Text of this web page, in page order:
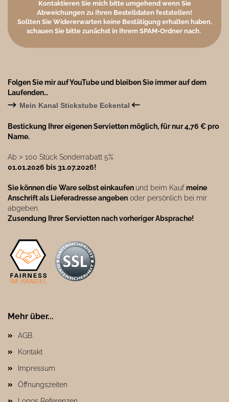
Kontaktieren Sie mich bitte umgehend wenn Sie
Abweichungen zu Ihren Bestelldaten feststellen!
Sollten Sie Widererwarten keine Bestätigung erhalten haben,
schauen Sie bitte zunächst in Ihrem SPAM-Ordner nach.
Folgen Sie mir auf YouTube und bleiben Sie immer auf dem
Laufenden…
→ Mein Kanal Stickstube Eckental ←
Bestickung Ihrer eigenen Servietten möglich, für nur 4,76 € pro
Name.
Ab ˃ 100 Stück Sonderrabatt 5%
01.01.2026 bis 31.07.2026!
Sie können die Ware selbst einkaufen und beim Kaufmeine
Anschrift als Lieferadresse angeben oder persönlich bei mir
abgeben.
Zusendung Ihrer Servietten nach vorheriger Absprache!
Mehr über...
AGB
Kontakt
Impressum
Öffnungszeiten